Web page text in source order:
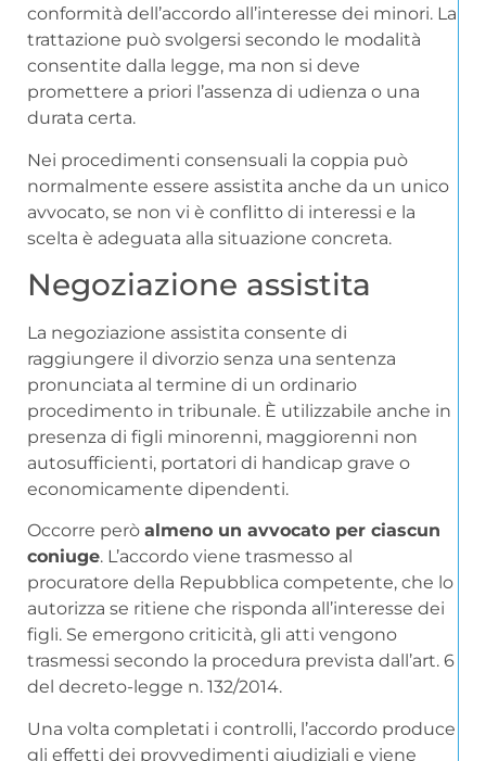
conformità dell’accordo all’interesse dei minori. La
trattazione può svolgersi secondo le modalità
consentite dalla legge, ma non si deve
promettere a priori l’assenza di udienza o una
durata certa.
Nei procedimenti consensuali la coppia può
normalmente essere assistita anche da un unico
avvocato, se non vi è conflitto di interessi e la
scelta è adeguata alla situazione concreta.
Negoziazione assistita
La negoziazione assistita consente di
raggiungere il divorzio senza una sentenza
pronunciata al termine di un ordinario
procedimento in tribunale. È utilizzabile anche in
presenza di figli minorenni, maggiorenni non
autosufficienti, portatori di handicap grave o
economicamente dipendenti.
Occorre però almeno un avvocato per ciascun
coniuge. L’accordo viene trasmesso al
procuratore della Repubblica competente, che lo
autorizza se ritiene che risponda all’interesse dei
figli. Se emergono criticità, gli atti vengono
trasmessi secondo la procedura prevista dall’art. 6
del decreto-legge n. 132/2014.
Una volta completati i controlli, l’accordo produce
gli effetti dei provvedimenti giudiziali e viene